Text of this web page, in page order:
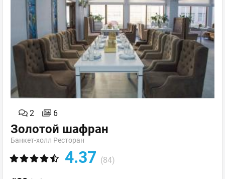
2 6
Золотой шафран
Банкет-холл Ресторан
4.37 (84)